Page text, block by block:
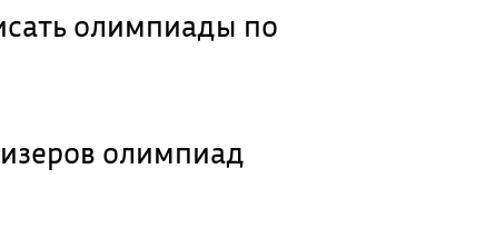
олимпиады по
олимпиад